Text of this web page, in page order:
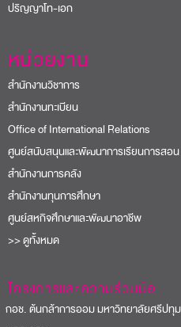
ปริญญาโท-เอก
หน่วยงาน
สำนักงานวิชาการ
สำนักงานทะเบียน
Office of International Relations
ศูนย์สนับสนุนและพัฒนาการเรียนการสอน
สำนักงานการคลัง
สำนักงานทุนการศึกษา
ศูนย์สหกิจศึกษาและพัฒนาอาชีพ
>> ดูทั้งหมด
โครงการและความร่วมมือ
ช. ต้นกล้าการออม มหาวิทยาลัยศรีปทุม